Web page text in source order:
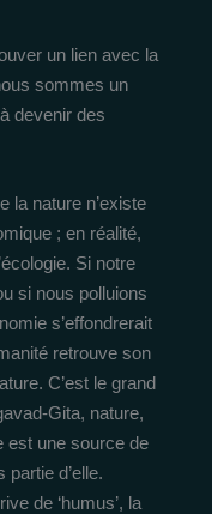
un lien avec la
sommes un
devenir des
la nature n’existe
; en réalité,
Si notre
si nous polluions
s’effondrerait
retrouve son
C’est le grand
Gita, nature,
est une source de
d’elle.
de ‘humus’, la